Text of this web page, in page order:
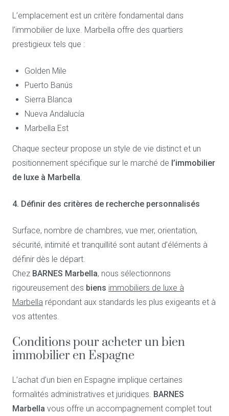
L’emplacement est un critère fondamental dans
l’immobilier de luxe. Marbella offre des quartiers
prestigieux tels que :
Golden Mile
Puerto Banús
Sierra Blanca
Nueva Andalucía
Marbella Est
Chaque secteur propose un style de vie distinct et un
positionnement spécifique sur le marché de l’immobilier
de luxe à Marbella.
4. Définir des critères de recherche personnalisés
Surface, nombre de chambres, vue mer, orientation,
sécurité, intimité et tranquillité sont autant d’éléments à
définir dès le départ.
Chez BARNES Marbella, nous sélectionnons
rigoureusement des biens immobiliers de luxe à
Marbella répondant aux standards les plus exigeants et à
vos attentes.
Conditions pour acheter un bien
immobilier en Espagne
L’achat d’un bien en Espagne implique certaines
formalités administratives et juridiques. BARNES
Marbella vous offre un accompagnement complet tout